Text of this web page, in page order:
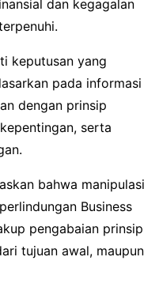
dan kegagalan
keputusan yang
pada informasi
dengan prinsip
serta
bahwa manipulasi
Business
pengabaian prinsip
tujuan awal, maupun